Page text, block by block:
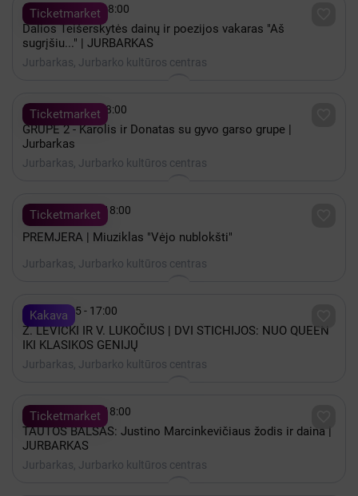
Ticketmarket
 Rugsėjis 30 - 18:00
Dalios Teišerskytės dainų ir poezijos vakaras "Aš
sugrįšiu..." | JURBARKAS
Jurbarkas, Jurbarko kultūros centras
Ticketmarket
 Gruodis 09 - 18:00
GRUPĖ 2 - Karolis ir Donatas su gyvo garso grupe |
Jurbarkas
Jurbarkas, Jurbarko kultūros centras
Ticketmarket
 Lapkritis 27 - 18:00
PREMJERA | Miuziklas "Vėjo nublokšti"
Jurbarkas, Jurbarko kultūros centras
Kakava
 Spalis 25 - 17:00
Z. LEVICKI IR V. LUKOČIUS | DVI STICHIJOS: NUO QUEEN
IKI KLASIKOS GENIJŲ
Jurbarkas, Jurbarko kultūros centras
Ticketmarket
 Lapkritis 25 - 18:00
TAUTOS BALSAS: Justino Marcinkevičiaus žodis ir daina |
JURBARKAS
Jurbarkas, Jurbarko kultūros centras